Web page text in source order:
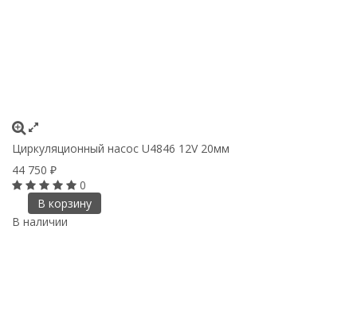
Циркуляционный насос U4846 12V 20мм
44 750 ₽
0
В корзину
В наличии